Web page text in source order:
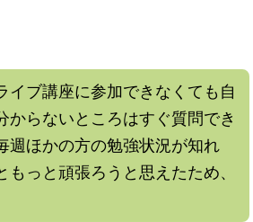
ブ講座に参加できなくても自
らないところはすぐ質問でき
週ほかの方の勉強状況が知れ
っと頑張ろうと思えたため、